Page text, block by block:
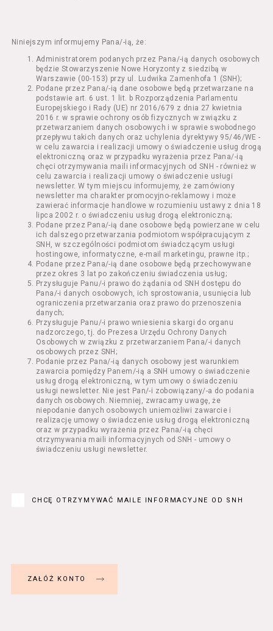
Usługodawcę drogą elektroniczną z
wykorzystaniem Serwisu;
Seans – organizowany przez Usługodawcę
w Kinie Nowe Horyzonty we Wrocławiu (ul.
Kazimierza Wielkiego 19a-21) pokaz filmu nie
stanowiący części Wydarzenia;
Wydarzenie – organizowany przez
Usługodawcę w Kinie Nowe Horyzonty we
Wrocławiu (ul. Kazimierza Wielkiego 19a-21)
festiwal filmowy, przegląd filmowy, pokaz
specjalny, performance, opera, koncert lub
inna podobna impreza;
Kurs – zajęcia organizowane przez
Organizatora będące przedsięwzięciem o
charakterze edukacyjnym;
Bilety – dokumenty potwierdzające zawarcie
umowy z Usługodawcą i uprawniające do
wzięcia udziału w Seansie lub w części
określonego Wydarzenia;
Karnety – zestaw określonej liczby Biletów na
poszczególne części danego Wydarzenia lub
na całe Wydarzenie, przewidziany dla danego
Wydarzenia przez Usługodawcę;
Regulamin – niniejszy regulamin.
§ 2 Postanowienia ogólne
Regulamin określa zasady:
świadczenia Usługobiorcom Usług przez
Usługodawcę, z zastrzeżeniem usług, o
których mowa w ust. 2 pkt 4 i 5 poniżej,
których zasady świadczenia w zakresie
nieuregulowanym w Regulaminie precyzują
odrębne regulaminy,
przetwarzania przez Usługodawcę danych
następujące Usługi:
nabycia Biletów i Karnetów oraz
Niniejszym informujemy Pana/-ią, że:
Administratorem podanych przez Pana/-ią danych osobowych
będzie Stowarzyszenie Nowe Horyzonty z siedzibą w
Warszawie (00-153) przy ul. Ludwika Zamenhofa 1 (SNH);
Podane przez Pana/-ią dane osobowe będą przetwarzane na
podstawie art. 6 ust. 1 lit. b Rozporządzenia Parlamentu
Europejskiego i Rady (UE) nr 2016/679 z dnia 27 kwietnia
2016 r. w sprawie ochrony osób fizycznych w związku z
przetwarzaniem danych osobowych i w sprawie swobodnego
przepływu takich danych oraz uchylenia dyrektywy 95/46/WE -
w celu zawarcia i realizacji umowy o świadczenie usług drogą
elektroniczną oraz w przypadku wyrażenia przez Pana/-ią
chęci otrzymywania maili informacyjnych od SNH - również w
celu zawarcia i realizacji umowy o świadczenie usługi
newsletter. W tym miejscu informujemy, że zamówiony
newsletter ma charakter promocyjno-reklamowy i może
zawierać informacje handlowe w rozumieniu ustawy z dnia 18
lipca 2002 r. o świadczeniu usług drogą elektroniczną;
Podane przez Pana/-ią dane osobowe będą powierzane w celu
ich dalszego przetwarzania podmiotom współpracującym z
SNH, w szczególności podmiotom świadczącym usługi
hostingowe, informatyczne, e-mail marketingu, prawne itp.;
Podane przez Pana/-ią dane osobowe będą przechowywane
przez okres 3 lat po zakończeniu świadczenia usług;
Przysługuje Panu/-i prawo do żądania od SNH dostępu do
Pana/-i danych osobowych, ich sprostowania, usunięcia lub
ograniczenia przetwarzania oraz prawo do przenoszenia
danych;
Przysługuje Panu/-i prawo wniesienia skargi do organu
nadzorczego, tj. do Prezesa Urzędu Ochrony Danych
Osobowych w związku z przetwarzaniem Pana/-i danych
osobowych przez SNH;
Podanie przez Pana/-ią danych osobowy jest warunkiem
zawarcia pomiędzy Panem/-ią a SNH umowy o świadczenie
usług drogą elektroniczną, w tym umowy o świadczeniu
usługi newsletter. Nie jest Pan/-i zobowiązany/-a do podania
danych osobowych. Niemniej, zwracamy uwagę, że
niepodanie danych osobowych uniemożliwi zawarcie i
realizację umowy o świadczenie usług drogą elektroniczną
oraz w przypadku wyrażenia przez Pana/-ią chęci
otrzymywania maili informacyjnych od SNH - umowy o
świadczeniu usługi newsletter.
CHCĘ OTRZYMYWAĆ MAILE INFORMACYJNE OD SNH